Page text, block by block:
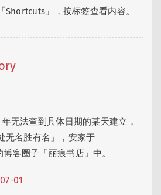
Shortcuts」，按标签查看内容。
无法查到具体日期的某天建立，
无名胜有名」，安家于
客圈子「丽痕书店」中。
01